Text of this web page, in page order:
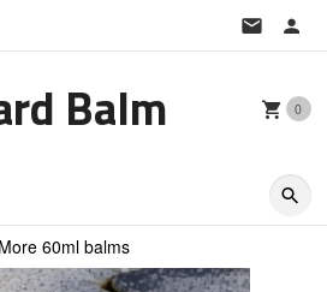
Balm 0
More 60ml balms